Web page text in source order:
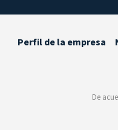
Perfil de la empresa
De